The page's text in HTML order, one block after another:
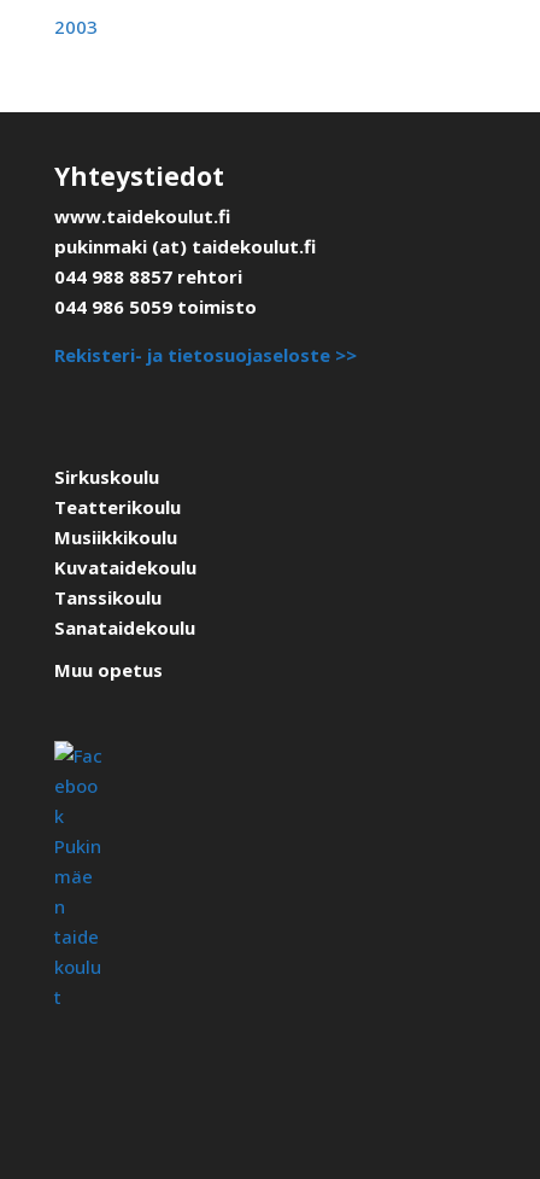
2003
Yhteystiedot
www.taidekoulut.fi
pukinmaki (at) taidekoulut.fi
044 988 8857 rehtori
044 986 5059 toimisto
Rekisteri- ja tietosuojaseloste >>
Sirkuskoulu
Teatterikoulu
Musiikkikoulu
Kuvataidekoulu
Tanssikoulu
Sanataidekoulu
Muu opetus